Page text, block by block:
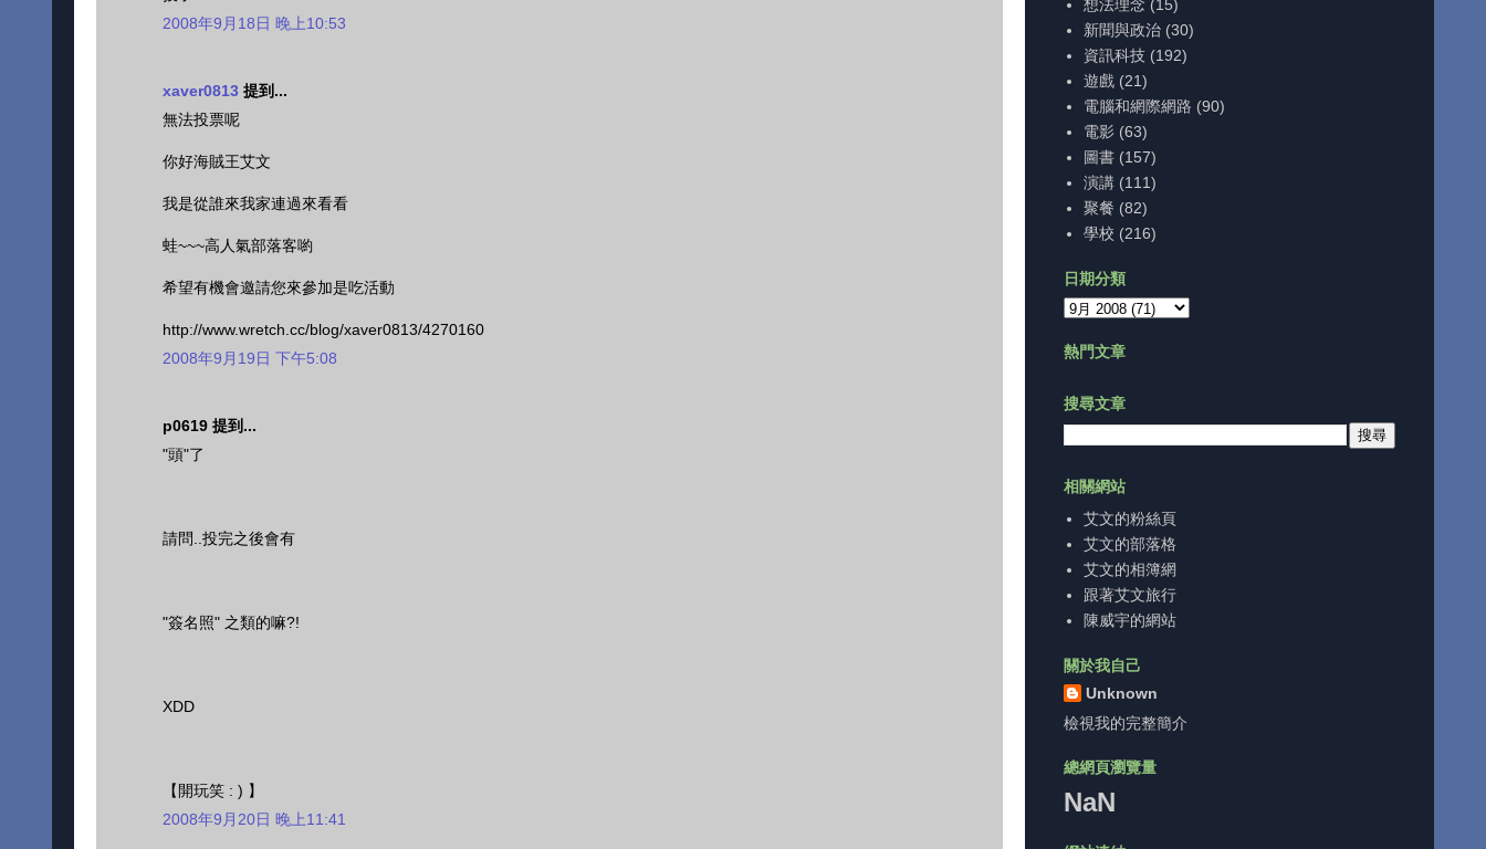
2008年9月18日 晚上10:53
xaver0813 提到...
無法投票呢
你好海賊王艾文
我是從誰來我家連過來看看
蛙~~~高人氣部落客喲
希望有機會邀請您來參加是吃活動
http://www.wretch.cc/blog/xaver0813/4270160
2008年9月19日 下午5:08
p0619 提到...
"頭"了
請問..投完之後會有
"簽名照" 之類的嘛?!
XDD
【開玩笑 : ) 】
2008年9月20日 晚上11:41
想法理念 (15)
新聞與政治 (30)
資訊科技 (192)
遊戲 (21)
電腦和網際網路 (90)
電影 (63)
圖書 (157)
演講 (111)
聚餐 (82)
學校 (216)
日期分類
熱門文章
搜尋文章
相關網站
艾文的粉絲頁
艾文的部落格
艾文的相簿網
跟著艾文旅行
陳威宇的網站
關於我自己
Unknown
檢視我的完整簡介
總網頁瀏覽量
NaN